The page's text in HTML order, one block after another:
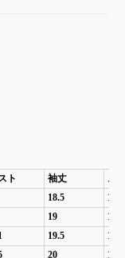
ト 袖丈
ス
18.5
110
19
111
19.5
112
20 113